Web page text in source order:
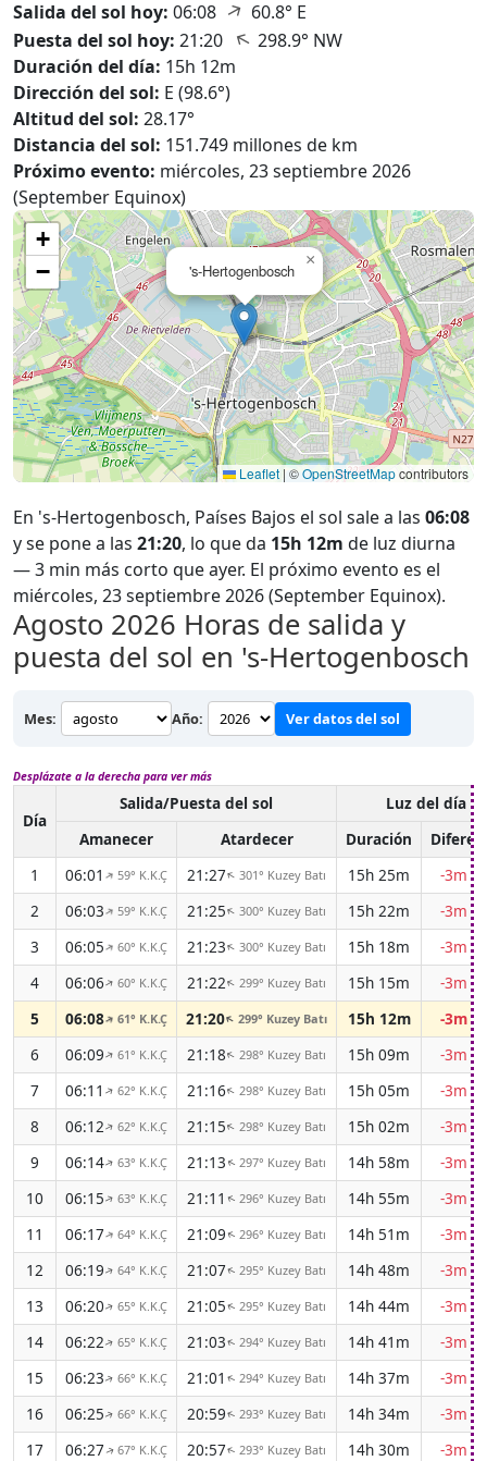
Salida del sol hoy: 06:08 ↑ 60.8° E
Puesta del sol hoy: 21:20 ↑298.9° NW
Duración del día: 15h 12m
Dirección del sol: E (98.6°)
Altitud del sol: 28.17°
Distancia del sol: 151.749 millones de km
Próximo evento: miércoles, 23 septiembre 2026
(September Equinox)
's-Hertogenbosch
×
+
−
Leaflet | ©OpenStreetMapcontributors
En 's-Hertogenbosch, Países Bajos el sol sale a las 06:08
y se pone a las 21:20, lo que da 15h 12m de luz diurna
— 3 min más corto que ayer. El próximo evento es el
miércoles, 23 septiembre 2026 (September Equinox).
Agosto 2026 Horas de salida y
puesta del sol en 's-Hertogenbosch
Mes: Año: Ver datos del sol
Desplázate a la derecha para ver más
Día
Salida/Puesta del sol
Luz del día
Amanecer
Atardecer Duración
1
06:01↑59° K.K.Ç 21:27↑301° Kuzey Batı 15h 25m
-3m
2
06:03↑59° K.K.Ç 21:25↑300° Kuzey Batı 15h 22m
-3m
3
06:05↑60° K.K.Ç 21:23↑300° Kuzey Batı 15h 18m
-3m
4
06:06↑60° K.K.Ç 21:22↑299° Kuzey Batı 15h 15m
-3m
5
06:08↑61° K.K.Ç 21:20↑299° Kuzey Batı 15h 12m
-3m
6
06:09↑61° K.K.Ç 21:18↑298° Kuzey Batı 15h 09m
-3m
7
06:11 ↑62° K.K.Ç 21:16↑298° Kuzey Batı 15h 05m
-3m
8
06:12↑62° K.K.Ç 21:15↑298° Kuzey Batı 15h 02m
-3m
9
06:14↑63° K.K.Ç 21:13↑297° Kuzey Batı 14h 58m
-3m
10
06:15↑63° K.K.Ç 21:11 ↑296° Kuzey Batı 14h 55m
-3m
11
06:17↑64° K.K.Ç 21:09↑296° Kuzey Batı 14h 51m
-3m
12
06:19↑64° K.K.Ç 21:07↑295° Kuzey Batı 14h 48m
-3m
13
06:20↑65° K.K.Ç 21:05↑295° Kuzey Batı 14h 44m
-3m
14
06:22↑65° K.K.Ç 21:03↑294° Kuzey Batı 14h 41m
-3m
15
06:23↑66° K.K.Ç 21:01 ↑294° Kuzey Batı 14h 37m
-3m
16
06:25↑66° K.K.Ç 20:59↑293° Kuzey Batı 14h 34m
-3m
17
06:27↑67° K.K.Ç 20:57↑293° Kuzey Batı 14h 30m
-3m